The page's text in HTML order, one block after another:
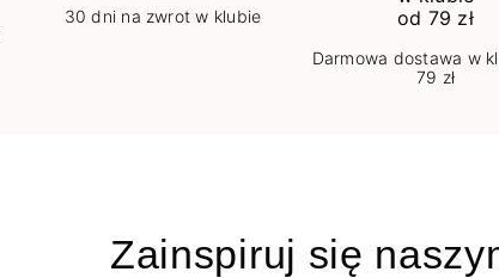
30 dni na zwrot w klubie
Darmowa dostawa w
79 zł
Zainspiruj się